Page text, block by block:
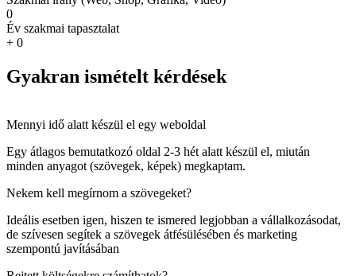
0
Év szakmai tapasztalat
+ 0
Gyakran ismételt kérdések
Mennyi idő alatt készül el egy weboldal
Egy átlagos bemutatkozó oldal 2-3 hét alatt készül el, miután
minden anyagot (szövegek, képek) megkaptam.
Nekem kell megírnom a szövegeket?
Ideális esetben igen, hiszen te ismered legjobban a vállalkozásodat,
de szívesen segítek a szövegek átfésülésében és marketing
szempontú javításában